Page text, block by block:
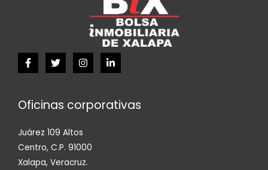
Oficinas corporativas
Juárez 109 Altos
Centro, C.P. 91000
Xalapa, Veracruz.